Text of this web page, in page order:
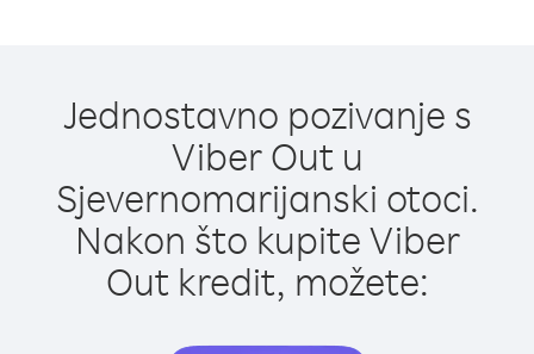
Jednostavno pozivanje s
Viber Out u
Sjevernomarijanski otoci.
Nakon što kupite Viber
Out kredit, možete: